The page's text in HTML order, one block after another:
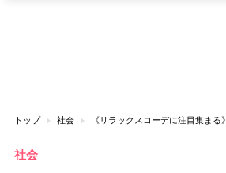
トップ 社会
社会